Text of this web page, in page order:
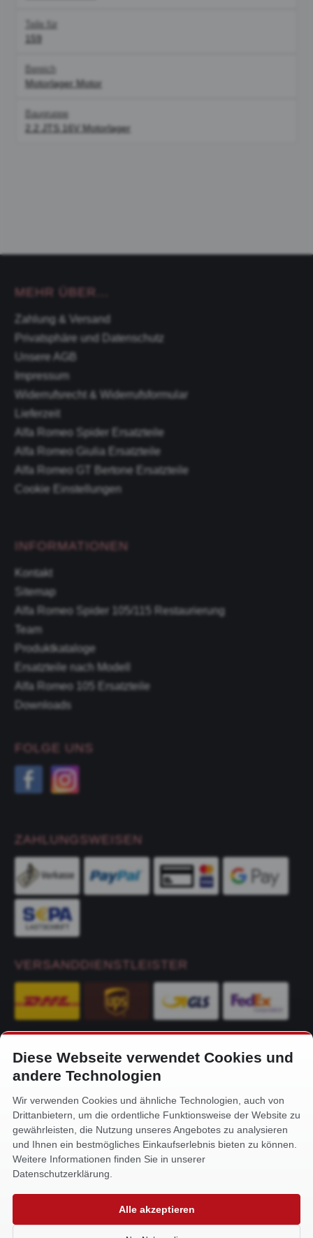
Teile für
159
Bereich
Motorlager Motor
Baugruppe
2.2 JTS 16V Motorlager
MEHR ÜBER...
Zahlung & Versand
Privatsphäre und Datenschutz
Unsere AGB
Impressum
Widerrufsrecht & Widerrufsformular
Lieferzeit
Alfa Romeo Spider Ersatzteile
Alfa Romeo Giulia Ersatzteile
Alfa Romeo GT Bertone Ersatzteile
Cookie Einstellungen
INFORMATIONEN
Kontakt
Sitemap
Alfa Romeo Spider 105/115 Restaurierung
Team
Produktkataloge
Ersatzteile nach Modell
Alfa Romeo 105 Ersatzteile
Downloads
FOLGE UNS
ZAHLUNGSWEISEN
VERSANDDIENSTLEISTER
KONTAKT
Alfa-Service Hurtienne GmbH
Siemensstr. 32
59199 Bönen
+49 (0) 2383 93640
info@alfa-service.com
Whatsapp (no voice calls):
Diese Webseite verwendet Cookies und
andere Technologien
Wir verwenden Cookies und ähnliche Technologien, auch von
Drittanbietern, um die ordentliche Funktionsweise der Website zu
gewährleisten, die Nutzung unseres Angebotes zu analysieren
und Ihnen ein bestmögliches Einkaufserlebnis bieten zu können.
Weitere Informationen finden Sie in unserer
Datenschutzerklärung.
Alle akzeptieren